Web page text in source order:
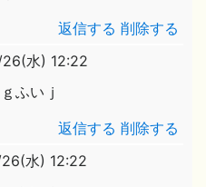
返信する 削除する
水) 12:22
ふいｊ
返信する 削除する
水) 12:22